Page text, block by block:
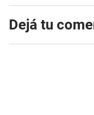
Dejá tu